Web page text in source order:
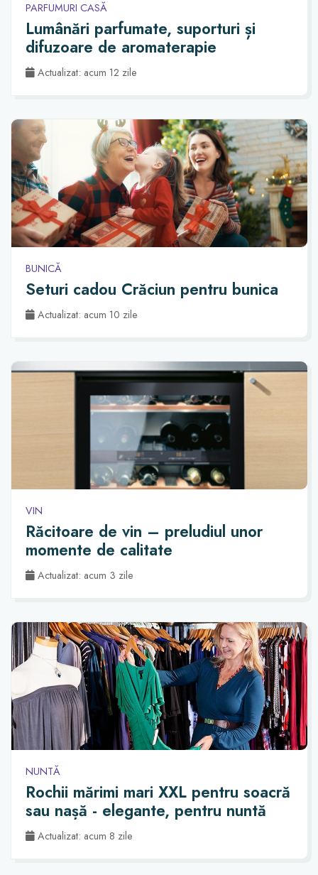
PARFUMURI CASĂ
Lumânări parfumate, suporturi și
difuzoare de aromaterapie
Actualizat: acum 12 zile
BUNICĂ
Seturi cadou Crăciun pentru bunica
Actualizat: acum 10 zile
VIN
Răcitoare de vin – preludiul unor
momente de calitate
Actualizat: acum 3 zile
NUNTĂ
Rochii mărimi mari XXL pentru soacră
sau nașă - elegante, pentru nuntă
Actualizat: acum 8 zile